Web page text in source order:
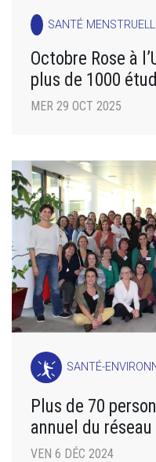
SANTÉ
Octobre Rose à
plus de 1000
MER 29 OCT 2025
SANTÉ-
Plus de 70
annuel du
VEN 6 DÉC 2024